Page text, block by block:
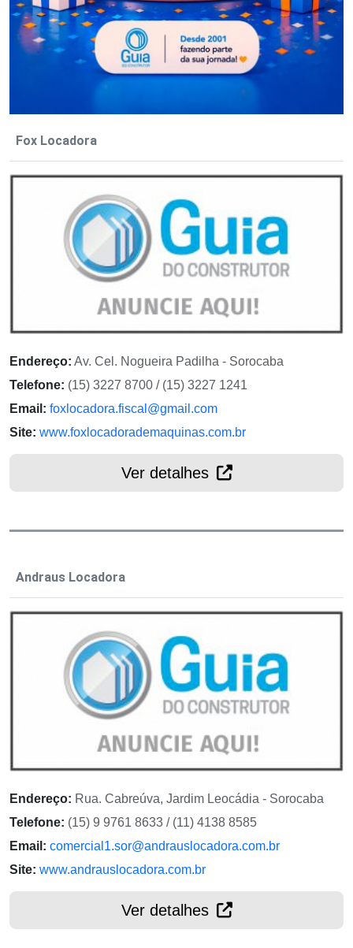
Fox Locadora
Endereço: Av. Cel. Nogueira Padilha - Sorocaba
Telefone: (15) 3227 8700 / (15) 3227 1241
Email: foxlocadora.fiscal@gmail.com
Site: www.foxlocadorademaquinas.com.br
Ver detalhes
Andraus Locadora
Endereço: Rua. Cabreúva, Jardim Leocádia - Sorocaba
Telefone: (15) 9 9761 8633 / (11) 4138 8585
Email: comercial1.sor@andrauslocadora.com.br
Site: www.andrauslocadora.com.br
Ver detalhes